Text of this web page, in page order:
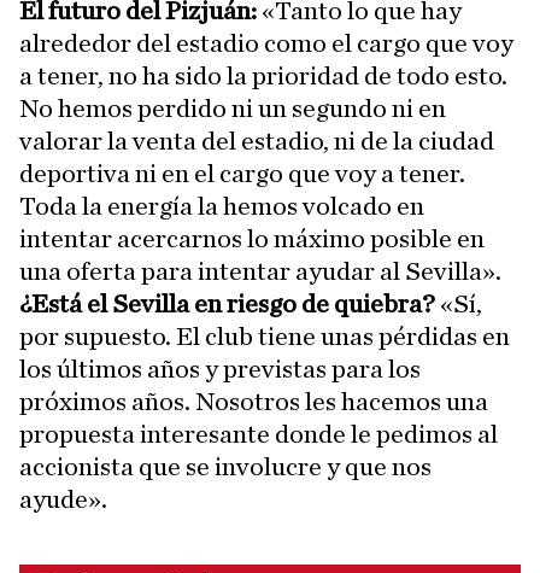
El futuro del Pizjuán: «Tanto lo que hay
alrededor del estadio como el cargo que voy
a tener, no ha sido la prioridad de todo esto.
No hemos perdido ni un segundo ni en
valorar la venta del estadio, ni de la ciudad
deportiva ni en el cargo que voy a tener.
Toda la energía la hemos volcado en
intentar acercarnos lo máximo posible en
una oferta para intentar ayudar al Sevilla».
¿Está el Sevilla en riesgo de quiebra? «Sí,
por supuesto. El club tiene unas pérdidas en
los últimos años y previstas para los
próximos años. Nosotros les hacemos una
propuesta interesante donde le pedimos al
accionista que se involucre y que nos
ayude».